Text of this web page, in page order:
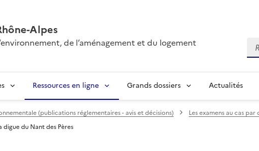
Alpes
de l’aménagement et du logement
Ressources en ligne Grands dossiers Actualités
(publications réglementaires - avis et décisions) Les examens au cas par
digue du Nant des Pères